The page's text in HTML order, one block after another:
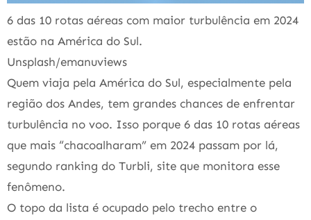
6 das 10 rotas aéreas com maior turbulência em 2024
estão na América do Sul.
Unsplash/emanuviews
Quem viaja pela América do Sul, especialmente pela
região dos Andes, tem grandes chances de enfrentar
turbulência no voo. Isso porque 6 das 10 rotas aéreas
que mais “chacoalharam” em 2024 passam por lá,
segundo ranking do Turbli, site que monitora esse
fenômeno.
O topo da lista é ocupado pelo trecho entre o